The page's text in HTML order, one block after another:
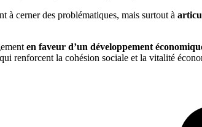
à cerner des problématiques, mais surtout à
en faveur d’un développement
renforcent la cohésion sociale et la vitalité